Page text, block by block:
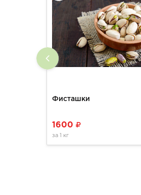
Фисташки
1600
за 1 кг